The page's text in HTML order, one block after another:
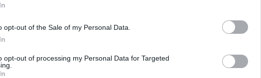
opt-out of the Sale of my Personal Data.
opt-out of processing my Personal Data for Targeted
terméséből.